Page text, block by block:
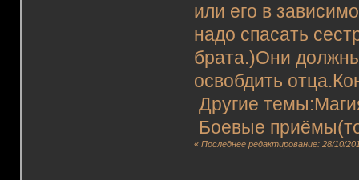
или его в
надо спасать
брата.)Они
освобдить
Другие
Боевые
«Последнее редактирование: 28/10/